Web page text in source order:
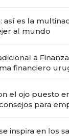
así es la
al mundo
a
financiero
el ojo puesto
para
inspira en los